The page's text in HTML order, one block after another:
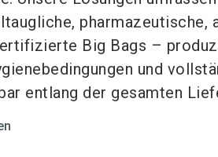
pharmazeutische,
Big Bags –
und
entlang der gesamten